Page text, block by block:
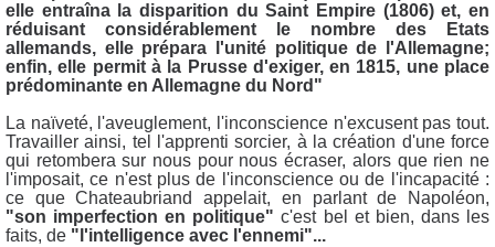
elle entraîna la disparition du Saint Empire (1806) et, en
réduisant considérablement le nombre des Etats
allemands, elle prépara l'unité politique de l'Allemagne;
enfin, elle permit à la Prusse d'exiger, en 1815, une place
prédominante en Allemagne du Nord"
La naïveté, l'aveuglement, l'inconscience n'excusent pas tout.
Travailler ainsi, tel l'apprenti sorcier, à la création d'une force
qui retombera sur nous pour nous écraser, alors que rien ne
l'imposait, ce n'est plus de l'inconscience ou de l'incapacité :
ce que Chateaubriand appelait, en parlant de Napoléon,
"son imperfection en politique" c'est bel et bien, dans les
faits, de "l'intelligence avec l'ennemi"...